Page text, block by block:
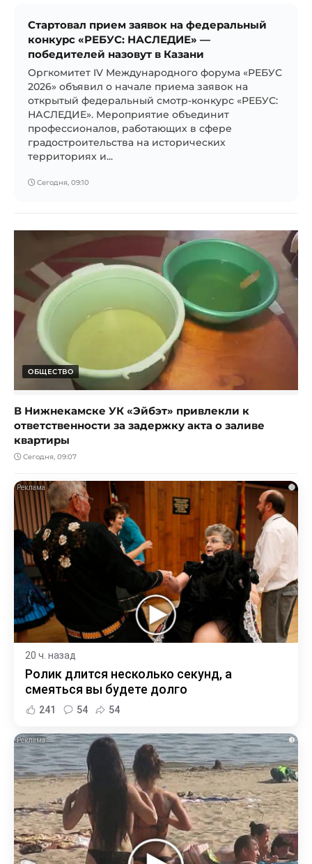
Стартовал прием заявок на федеральный
конкурс «РЕБУС: НАСЛЕДИЕ» —
победителей назовут в Казани
Оргкомитет IV Международного форума «РЕБУС
2026» объявил о начале приема заявок на
открытый федеральный смотр-конкурс «РЕБУС:
НАСЛЕДИЕ». Мероприятие объединит
профессионалов, работающих в сфере
градостроительства на исторических
территориях и...
Сегодня, 09:10
ОБЩЕСТВО
В Нижнекамске УК «Эйбэт» привлекли к
ответственности за задержку акта о заливе
квартиры
Сегодня, 09:07
i
20 ч. назад
Ролик длится несколько секунд, а
смеяться вы будете долго
241 54 54
i